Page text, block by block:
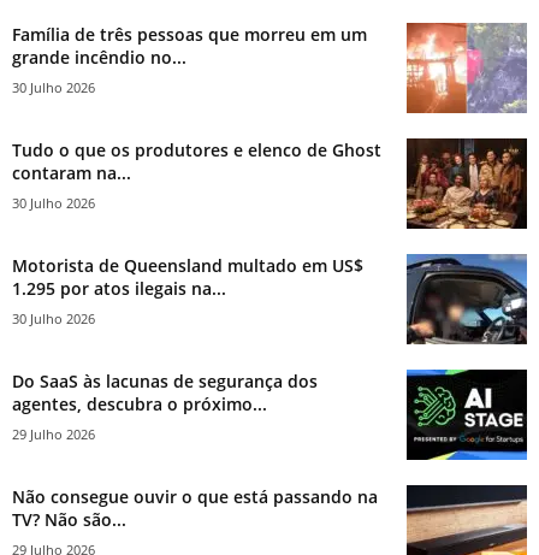
Família de três pessoas que morreu em um
grande incêndio no...
30 Julho 2026
Tudo o que os produtores e elenco de Ghost
contaram na...
30 Julho 2026
Motorista de Queensland multado em US$
1.295 por atos ilegais na...
30 Julho 2026
Do SaaS às lacunas de segurança dos
agentes, descubra o próximo...
29 Julho 2026
Não consegue ouvir o que está passando na
TV? Não são...
29 Julho 2026